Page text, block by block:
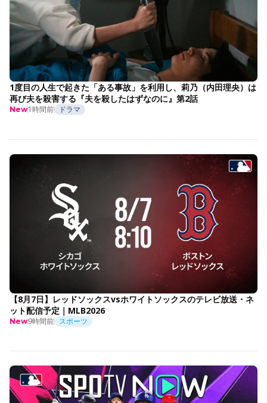
1度目の人生で起きた「ある事故」を利用し、莉乃（内田理央）は
再び夫を殺害する『夫を殺したはずなのに』第2話
New1時間前 ドラマ
【8月7日】レッドソックスvsホワイトソックスのテレビ放送・ネ
ット配信予定｜MLB2026
New9時間前 スポーツ